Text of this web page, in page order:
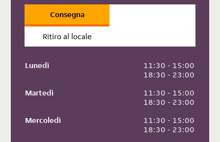
Consegna
Ritiro al locale
Lunedì
11:30 - 15:00
18:30 - 23:00
Martedì
11:30 - 15:00
18:30 - 23:00
Mercoledì
11:30 - 15:00
18:30 - 23:00